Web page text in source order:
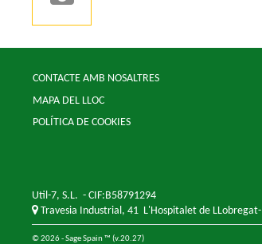
CONTACTE AMB NOSALTRES
MAPA DEL LLOC
POLÍTICA DE COOKIES
Util-7, S.L. - CIF:B58791294
Travesia Industrial, 41 L'Hospitalet de LLobregat-
© 2026 - Sage Spain ™ (v.20.27)